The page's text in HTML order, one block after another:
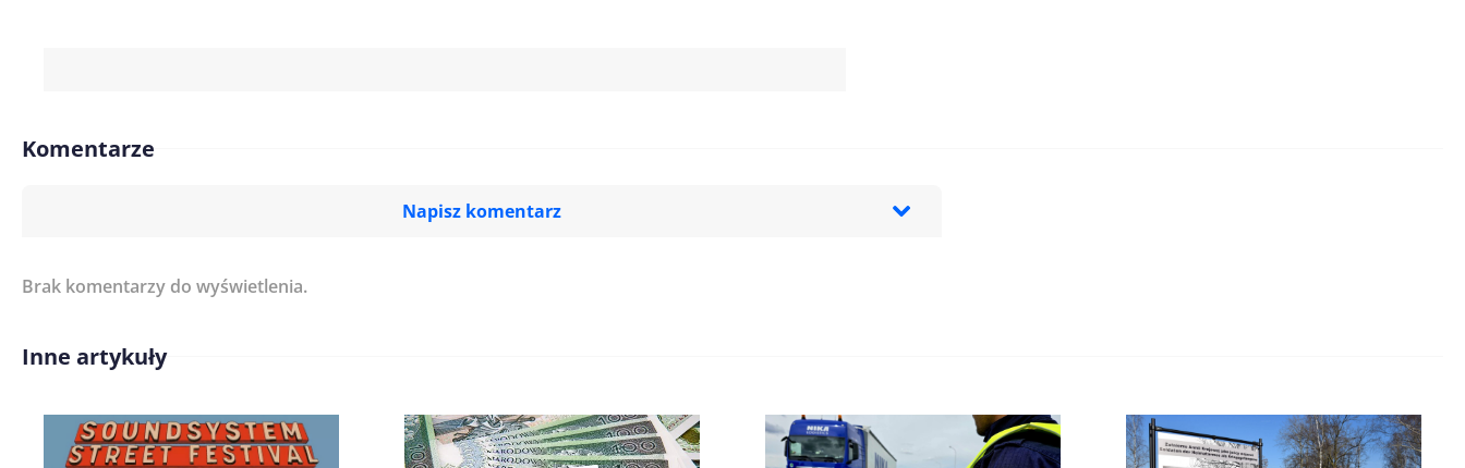
Komentarze
Napisz komentarz
Imię/ Nick*
Brak komentarzy do wyświetlenia.
Inne artykuły